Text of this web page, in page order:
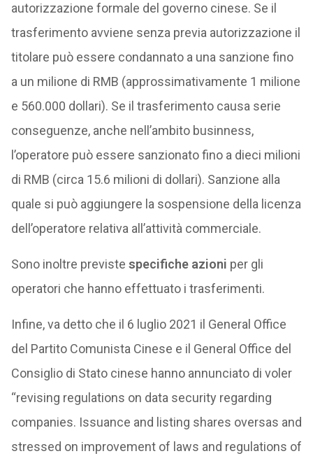
autorizzazione formale del governo cinese. Se il
trasferimento avviene senza previa autorizzazione il
titolare può essere condannato a una sanzione fino
a un milione di RMB (approssimativamente 1 milione
e 560.000 dollari). Se il trasferimento causa serie
conseguenze, anche nell’ambito businness,
l’operatore può essere sanzionato fino a dieci milioni
di RMB (circa 15.6 milioni di dollari). Sanzione alla
quale si può aggiungere la sospensione della licenza
dell’operatore relativa all’attività commerciale.
Sono inoltre previste specifiche azioni per gli
operatori che hanno effettuato i trasferimenti.
Infine, va detto che il 6 luglio 2021 il General Office
del Partito Comunista Cinese e il General Office del
Consiglio di Stato cinese hanno annunciato di voler
“revising regulations on data security regarding
companies. Issuance and listing shares oversas and
stressed on improvement of laws and regulations of